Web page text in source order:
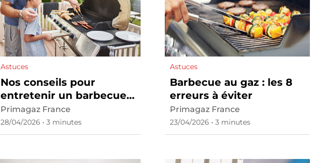
Astuces
Nos conseils pour
entretenir un barbecue
gaz
Primagaz France
28/04/2026 • 3 minutes
Astuces
Barbecue au gaz : les 8
erreurs à éviter
Primagaz France
23/04/2026 • 3 minutes